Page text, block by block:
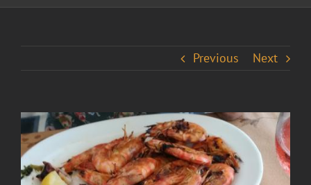
Previous Next
View
Larger
Image